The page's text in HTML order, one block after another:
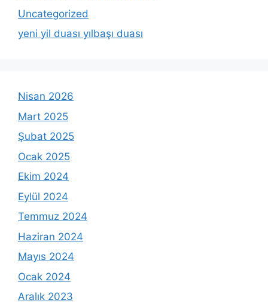
Uncategorized
yeni yil duası yılbaşı duası
Nisan 2026
Mart 2025
Şubat 2025
Ocak 2025
Ekim 2024
Eylül 2024
Temmuz 2024
Haziran 2024
Mayıs 2024
Ocak 2024
Aralık 2023